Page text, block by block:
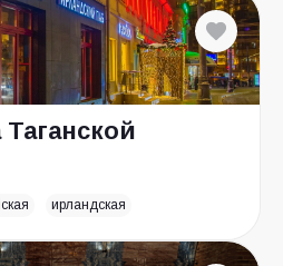
Таганской
ирландская